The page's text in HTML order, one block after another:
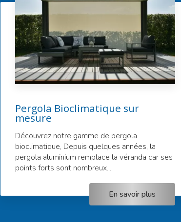
Pergola Bioclimatique sur
mesure
Découvrez notre gamme de pergola
bioclimatique, Depuis quelques années, la
pergola aluminium remplace la véranda car ses
points forts sont nombreux....
En savoir plus